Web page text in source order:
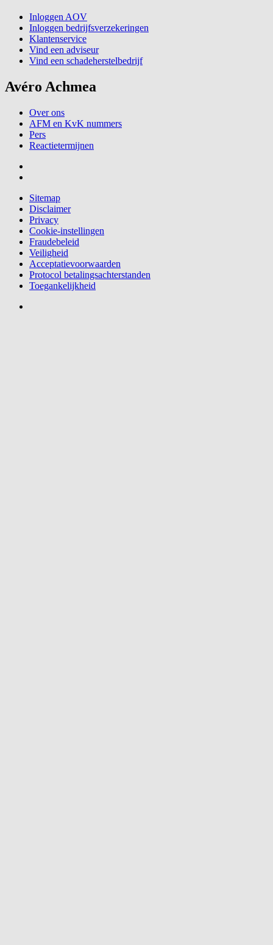
Inloggen AOV
Inloggen bedrijfsverzekeringen
Klantenservice
Vind een adviseur
Vind een schadeherstelbedrijf
Avéro Achmea
Over ons
AFM en KvK nummers
Pers
Reactietermijnen
Sitemap
Disclaimer
Privacy
Cookie-instellingen
Fraudebeleid
Veiligheid
Acceptatievoorwaarden
Protocol betalingsachterstanden
Toegankelijkheid